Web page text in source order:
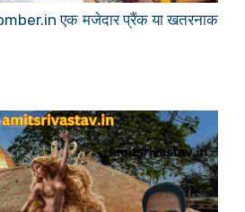
एक मजेदार प्रैंक या खतरनाक